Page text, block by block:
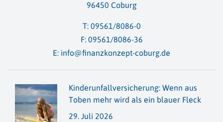
96450 Coburg
T: 09561/8086-0
F: 09561/8086-36
E: info@finanzkonzept-coburg.de
Kinderunfallversicherung: Wenn aus
Toben mehr wird als ein blauer Fleck
29. Juli 2026